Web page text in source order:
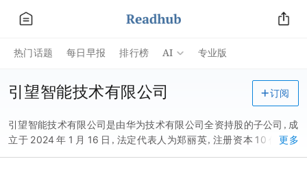
热门话题 每日早报 排行榜 AI 专业版
引望智能技术有限公司
引望智能技术有限公司是由华为技术有限公司全资持股的子公司，成
立于 2024 年 1 月 16 日，法定代表人为郑丽英，注册资本 10 亿元人
民币，主要经营范围包括智能车载设备制造、汽车零配件研发、人工
更多
订阅